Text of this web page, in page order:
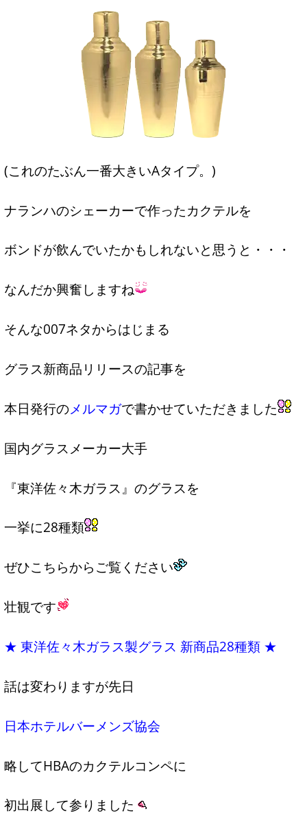
(これのたぶん一番大きいAタイプ。)
ナランハのシェーカーで作ったカクテルを
ボンドが飲んでいたかもしれないと思うと・・・
なんだか興奮しますね
そんな007ネタからはじまる
グラス新商品リリースの記事を
本日発行のメルマガで書かせていただきました
国内グラスメーカー大手
『東洋佐々木ガラス』のグラスを
一挙に28種類
ぜひこちらからご覧ください
壮観です
★ 東洋佐々木ガラス製グラス 新商品28種類 ★
話は変わりますが先日
日本ホテルバーメンズ協会
略してHBAのカクテルコンペに
初出展して参りました